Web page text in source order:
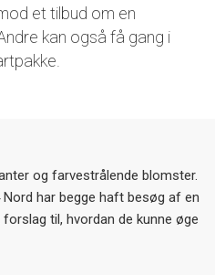
et tilbud om en
kan også få gang i
og farvestrålende blomster.
har begge haft besøg af en
til, hvordan de kunne øge